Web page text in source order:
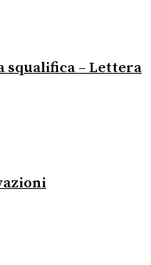
squalifica – Lettera